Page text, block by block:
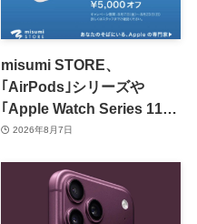
misumi STORE、
｢AirPods｣シリーズや
｢Apple Watch Series 11｣
のセールを開催中
2026年8月7日